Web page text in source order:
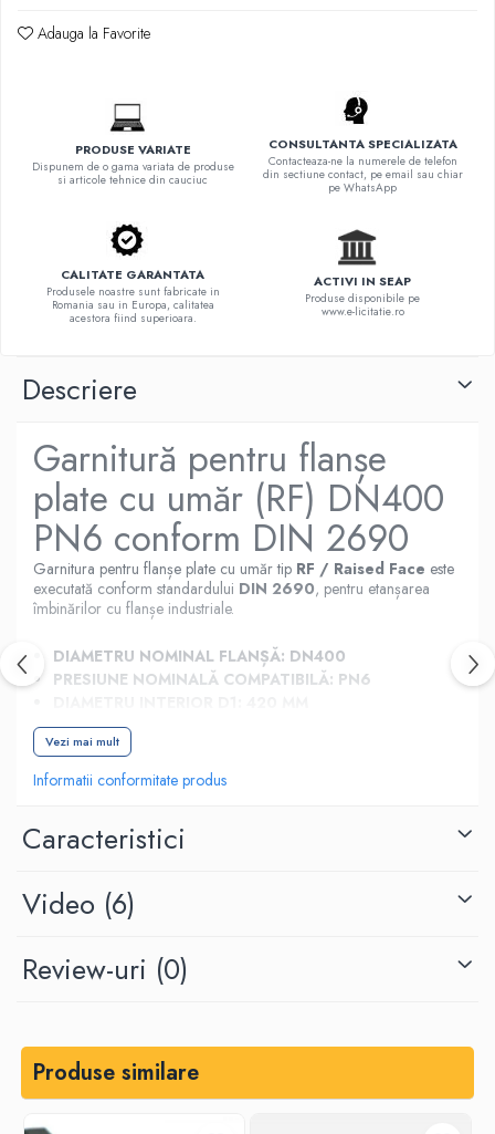
Adauga la Favorite
PRODUSE VARIATE
Dispunem de o gama variata de produse
si articole tehnice din cauciuc
CONSULTANTA SPECIALIZATA
Contacteaza-ne la numerele de telefon
din sectiune contact, pe email sau chiar
pe WhatsApp
CALITATE GARANTATA
Produsele noastre sunt fabricate in
Romania sau in Europa, calitatea
acestora fiind superioara.
ACTIVI IN SEAP
Produse disponibile pe
www.e-licitatie.ro
Descriere
Garnitură pentru flanșe
plate cu umăr (RF) DN400
PN6 conform DIN 2690
Garnitura pentru flanșe plate cu umăr tip RF / Raised Face este
executată conform standardului DIN 2690, pentru etanșarea
îmbinărilor cu flanșe industriale.
DIAMETRU NOMINAL FLANȘĂ: DN400
PRESIUNE NOMINALĂ COMPATIBILĂ: PN6
DIAMETRU EXTERIOR D2:
EXECUȚIE LA COMANDĂ DIN EPDM, NBR SAU
MARSIT / CLINGHERIT, ÎN GROSIMI UZUALE DE 2
MM ȘI 3 MM.
pompe, compresoare, utilaje, mentenanță și reparații. Pentru alte
materiale sau grosimi, garnitura se poate executa la comandă.
Vezi mai mult
Informatii conformitate produs
Caracteristici
Video (6)
Review-uri (0)
Produse similare